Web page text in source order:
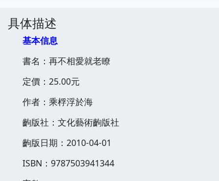
具体描述
基本信息
書名：再不相愛就老瞭
定價：25.00元
作者：乘桴浮於海
齣版社：文化藝術齣版社
齣版日期：2010-04-01
ISBN：9787503941344